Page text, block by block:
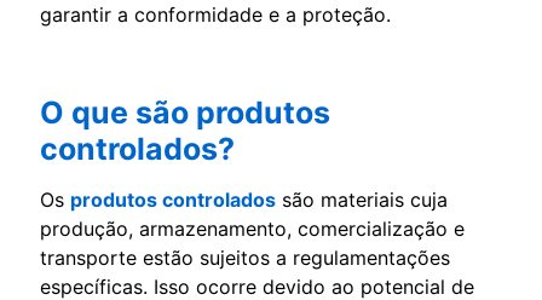
garantir a conformidade e a proteção.
O que são produtos
controlados?
Os produtos controlados são materiais cuja
produção, armazenamento, comercialização e
transporte estão sujeitos a regulamentações
específicas. Isso ocorre devido ao potencial de